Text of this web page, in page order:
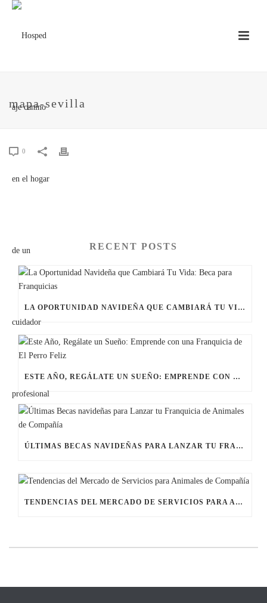
mapa-sevilla
0
RECENT POSTS
LA OPORTUNIDAD NAVIDEÑA QUE CAMBIARÁ TU VIDA: BECA PARA FRANQUICIAS
ESTE AÑO, REGÁLATE UN SUEÑO: EMPRENDE CON UNA FRANQUICIA DE EL PERRO FELIZ
ÚLTIMAS BECAS NAVIDEÑAS PARA LANZAR TU FRANQUICIA DE ANIMALES DE COMPAÑÍA
TENDENCIAS DEL MERCADO DE SERVICIOS PARA ANIMALES DE COMPAÑÍA